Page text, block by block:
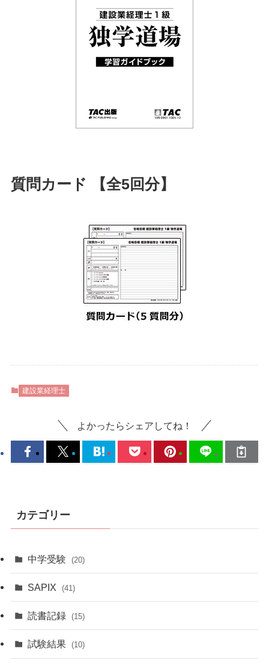
質問カード 【全5回分】
建設業経理士
よかったらシェアしてね！
カテゴリー
中学受験 (20)
SAPIX (41)
読書記録 (15)
試験結果 (10)